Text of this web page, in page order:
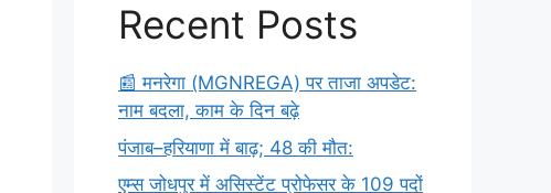
Recent Posts
​📰 मनरेगा (MGNREGA) पर ताजा अपडेट:
नाम बदला, काम के दिन बढ़े
पंजाब–हरियाणा में बाढ़; 48 की मौत:
एम्स जोधपुर में असिस्टेंट प्रोफेसर के 109 पदों